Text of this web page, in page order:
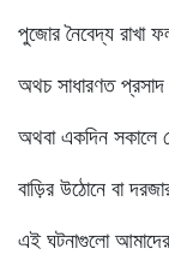
পুজোর নৈবেদ্য রাখা
অথচ সাধারণত
অথবা একদিন সকালে
বাড়ির উঠোনে বা
এই ঘটনাগুলো